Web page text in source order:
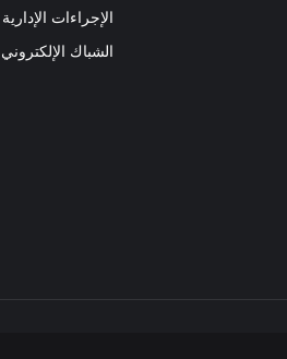
الإجراءات الإدارية
الشباك الإلكتروني